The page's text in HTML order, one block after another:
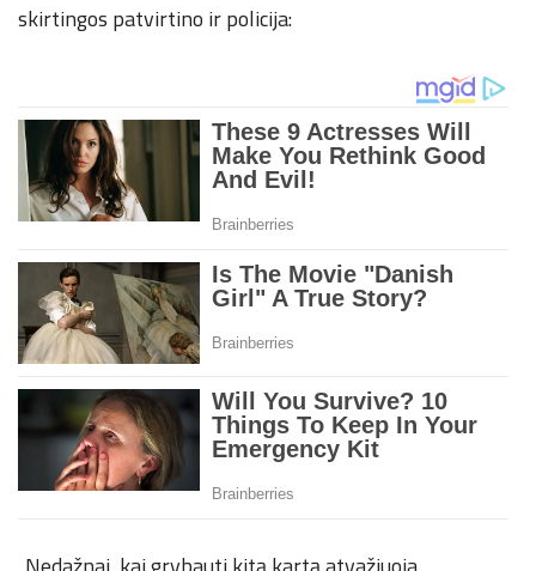
skirtingos patvirtino ir policija: